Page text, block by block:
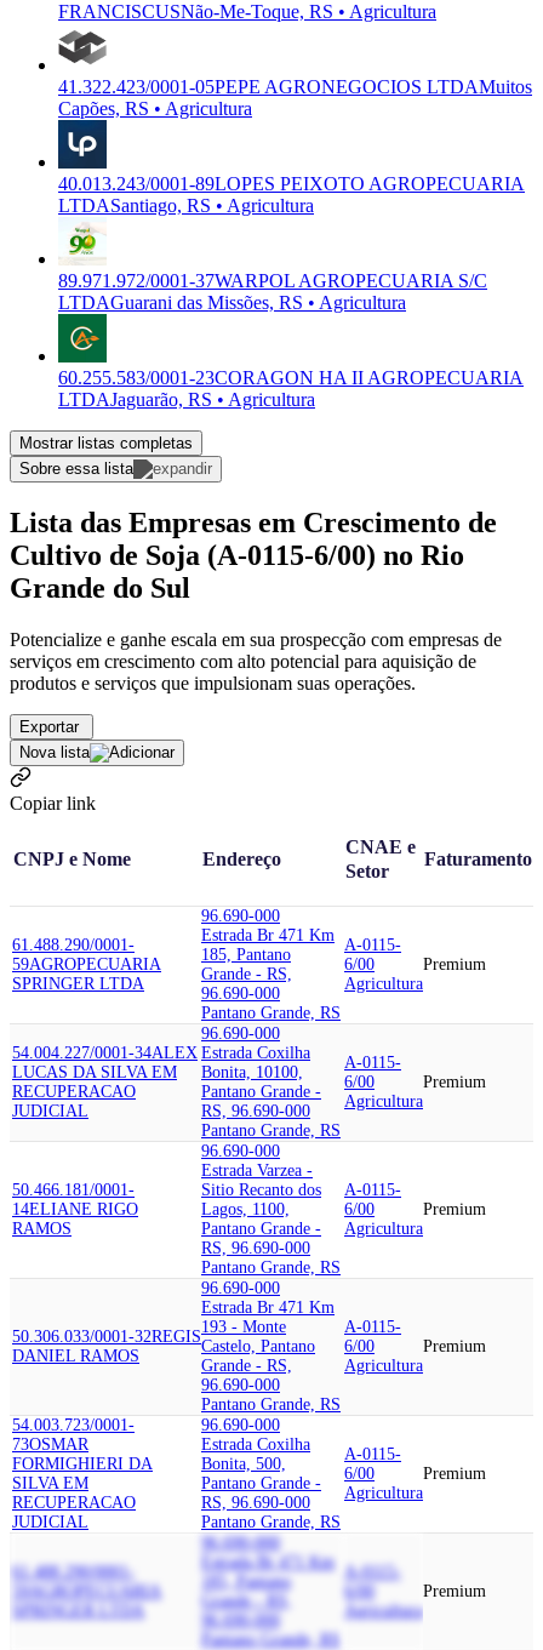
FRANCISCUSNão-Me-Toque, RS • Agricultura
41.322.423/0001-05PEPE AGRONEGOCIOS LTDAMuitos
Capões, RS • Agricultura
40.013.243/0001-89LOPES PEIXOTO AGROPECUARIA
LTDASantiago, RS • Agricultura
89.971.972/0001-37WARPOL AGROPECUARIA S/C
LTDAGuarani das Missões, RS • Agricultura
60.255.583/0001-23CORAGON HA II AGROPECUARIA
LTDAJaguarão, RS • Agricultura
Mostrar listas completas
Sobre essa lista
Lista das Empresas em Crescimento de
Cultivo de Soja (A-0115-6/00) no Rio
Grande do Sul
Potencialize e ganhe escala em sua prospecção com empresas de
serviços em crescimento com alto potencial para aquisição de
produtos e serviços que impulsionam suas operações.
Exportar
Nova lista
Copiar link
CNPJ e Nome Endereço
CNAE e
Setor
Faturamento
61.488.290/0001-
59AGROPECUARIA
SPRINGER LTDA
96.690-000
Estrada Br 471 Km
185, Pantano
Grande - RS,
96.690-000
Pantano Grande, RS
A-0115-
6/00
Agricultura
Premium
54.004.227/0001-34ALEX
LUCAS DA SILVA EM
RECUPERACAO
JUDICIAL
96.690-000
Estrada Coxilha
Bonita, 10100,
Pantano Grande -
RS, 96.690-000
Pantano Grande, RS
A-0115-
6/00
Agricultura
Premium
50.466.181/0001-
14ELIANE RIGO
RAMOS
96.690-000
Estrada Varzea -
Sitio Recanto dos
Lagos, 1100,
Pantano Grande -
RS, 96.690-000
Pantano Grande, RS
A-0115-
6/00
Agricultura
Premium
50.306.033/0001-32REGIS
DANIEL RAMOS
96.690-000
Estrada Br 471 Km
193 - Monte
Castelo, Pantano
Grande - RS,
96.690-000
Pantano Grande, RS
A-0115-
6/00
Agricultura
Premium
54.003.723/0001-
73OSMAR
FORMIGHIERI DA
SILVA EM
RECUPERACAO
JUDICIAL
96.690-000
Estrada Coxilha
Bonita, 500,
Pantano Grande -
RS, 96.690-000
Pantano Grande, RS
A-0115-
6/00
Agricultura
Premium
61.488.290/0001-
AGROPECUARIA
96.690-000
Estrada Br 471 Km
185, Pantano
Grande - RS,
96.690-000
Pantano Grande, RS
A-0115-
6/00
Agricultura
Premium